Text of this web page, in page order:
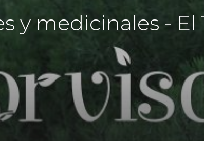
y medicinales - El